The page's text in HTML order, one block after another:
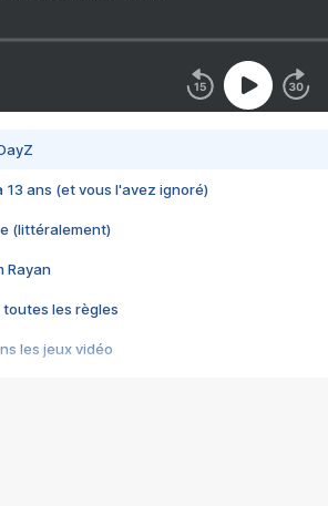
13 ans (et vous l'avez ignoré)
(littéralement)
Rayan
toutes les règles
les jeux vidéo